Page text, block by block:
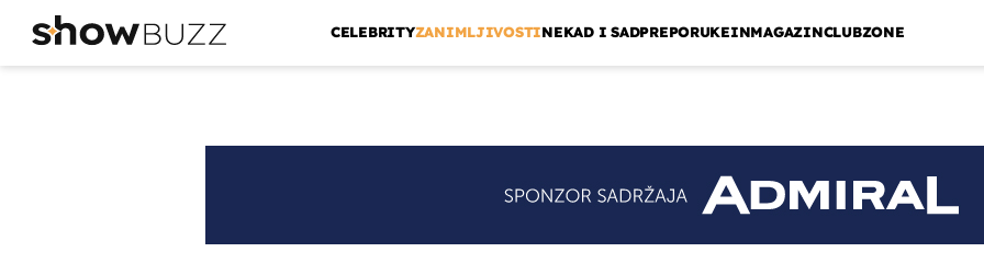
CELEBRITYZANIMLJIVOSTINEKAD I SADPREPORUKEINMAGAZINCLUBZONE